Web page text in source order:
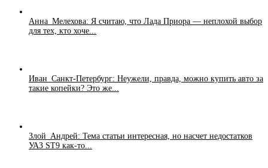
Анна_Мелехова: Я считаю, что Лада Приора — неплохой выбор
для тех, кто хоче...
Иван_Санкт-Петербург: Неужели, правда, можно купить авто за
такие копейки? Это же...
Злой_Андрей: Тема статьи интересная, но насчет недостатков
УАЗ ST9 как-то...